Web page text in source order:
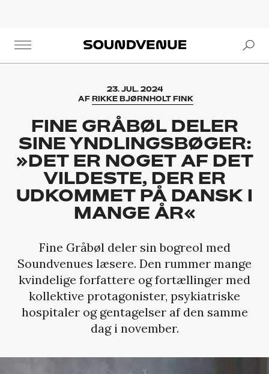
Soundvenue
23. JUL. 2024
AF RIKKE BJØRNHOLT FINK
FINE GRÅBØL DELER
SINE YNDLINGSBØGER:
»DET ER NOGET AF DET
VILDESTE, DER ER
UDKOMMET PÅ DANSK I
MANGE ÅR«
Fine Gråbøl deler sin bogreol med
Soundvenues læsere. Den rummer mange
kvindelige forfattere og fortællinger med
kollektive protagonister, psykiatriske
hospitaler og gentagelser af den samme
dag i november.